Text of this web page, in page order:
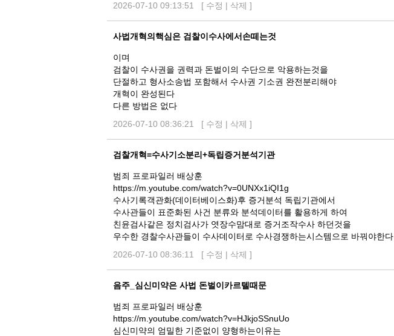
2026-07-10 09:13:51 [ 수정 | 삭제 ]
사법개혁의핵심은 검찰이수사에서손떼는것
이며
검찰이 수사권을 권력과 돈벌이의 수단으로 악용하는것을
단절하고 형사소송법 포함해서 수사권 기소권 완전분리해야
개혁이 완성된다
다른 방법은 없다
2026-07-10 08:36:21 [ 수정 | 삭제 ]
검찰개혁=수사기소분리+독립증거분석기관
범죄 프로파일러 배상훈
https://m.youtube.com/watch?v=0UNXx1iQI1g
수사기록객관화(데이터베이스화)후 증거분석 독립기관에서
수사관들이 표준화된 사건 분류와 분석데이터를 활용하게 하여
친윤검사같은 정치검사가 엿장수맘대로 증거조작수사 하던것을
우수한 경찰수사관들이 수사데이터로 수사경쟁하는시스템으로 바꿔야한다
2026-07-10 08:36:11 [ 수정 | 삭제 ]
음주_심신미약은 사법 돈벌이카르텔때문
범죄 프로파일러 배상훈
https://m.youtube.com/watch?v=HJkjoSSnuUo
심신미약의 엄밀한 기준없이 양형하는이유는